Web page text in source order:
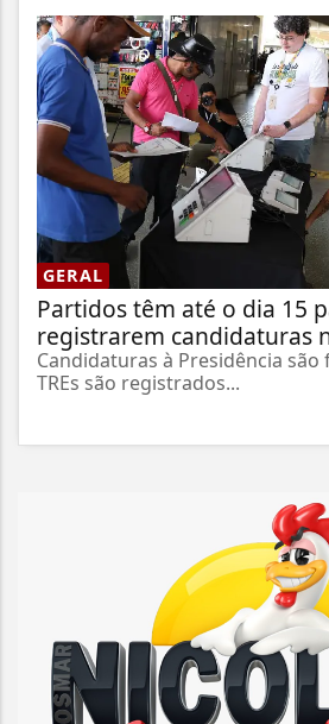
GERAL
Partidos têm até o dia 15
registrarem candidaturas
Candidaturas à Presidência são
TREs são registrados...